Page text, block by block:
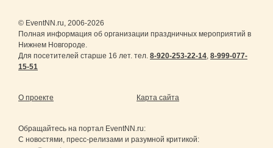
© EventNN.ru, 2006-2026
Полная информация об организации праздничных мероприятий в
Нижнем Новгороде.
Для посетителей старше 16 лет. тел. 8-920-253-22-14 8-999-077-
15-51
О проекте Карта сайта
Обращайтесь на портал EventNN.ru:
С новостями, пресс-релизами и разумной критикой: